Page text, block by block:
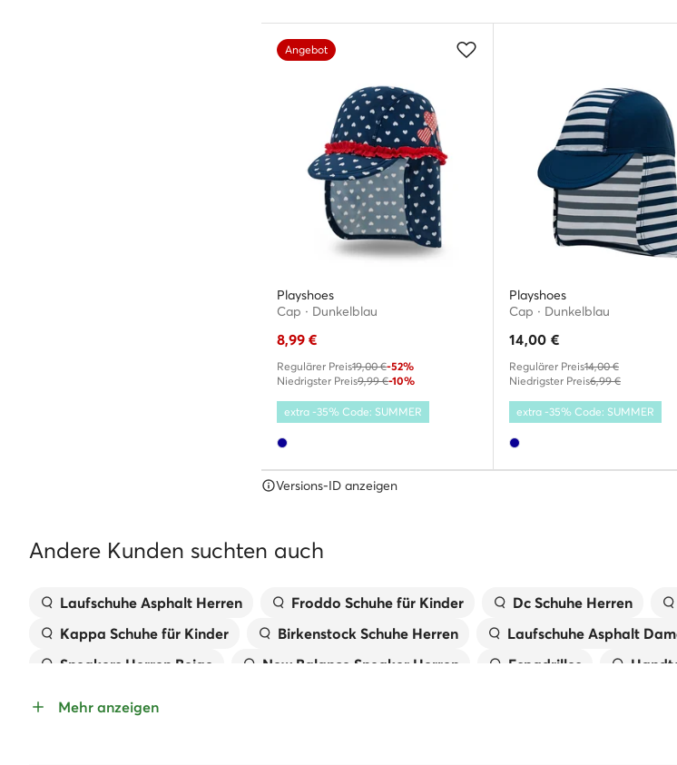
Angebot
Playshoes
Cap · Dunkelblau
8,99 €
Regulärer Preis19,00 €-52%
Niedrigster Preis9,99 €-10%
extra -35% Code: SUMMER
Playshoes
Cap · Dunkelblau
14,00 €
Regulärer Preis14,00 €
Niedrigster Preis6,99 €
extra -35% Code: SUMMER
Versions-ID anzeigen
Andere Kunden suchten auch
Laufschuhe Asphalt Herren Froddo Schuhe für Kinder Dc Schuhe Herren
Kappa Schuhe für Kinder
Birkenstock Schuhe Herren Laufschuhe Asphalt
Sneakers Herren Beige
New Balance Sneaker Herren Espadrilles
Mehr anzeigen